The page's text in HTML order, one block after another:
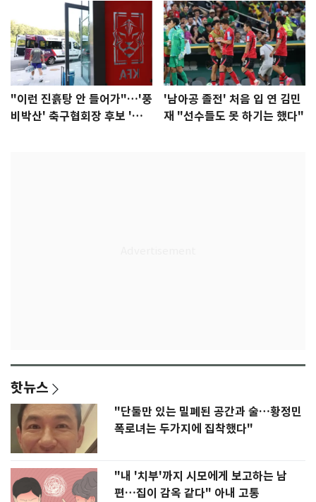
"이런 진흙탕 안 들어가"…'풍
비박산' 축구협회장 후보 '실
'남아공 졸전' 처음 입 연 김민
재 "선수들도 못 하기는 했다"
핫뉴스
"단둘만 있는 밀폐된 공간과 술…황정민
폭로녀는 두가지에 집착했다"
"내 '치부'까지 시모에게 보고하는 남
편…집이 감옥 같다" 아내 고통